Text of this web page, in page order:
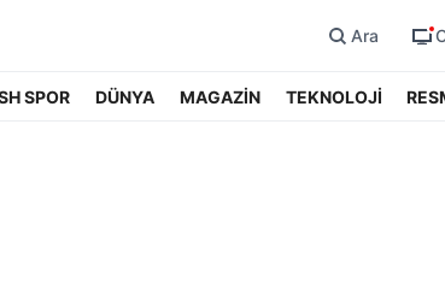
Ara
SPOR DÜNYA MAGAZİN TEKNOLOJİ